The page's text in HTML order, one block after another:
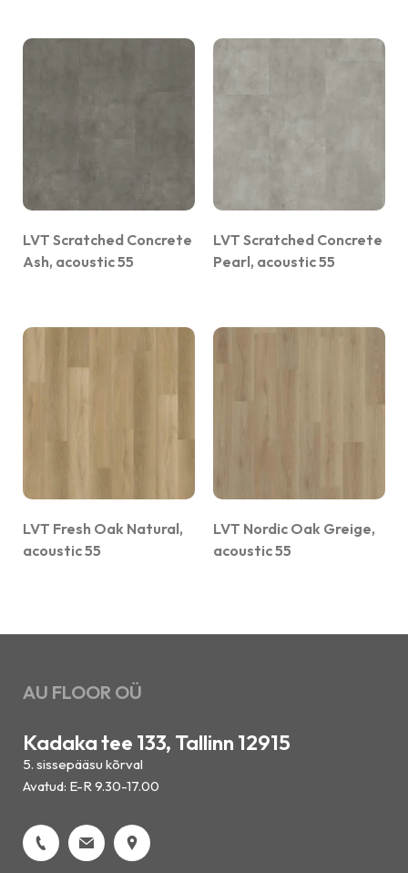
LVT Scratched Concrete
Ash, acoustic 55
LVT Scratched Concrete
Pearl, acoustic 55
LVT Fresh Oak Natural,
acoustic 55
LVT Nordic Oak Greige,
acoustic 55
AU FLOOR OÜ
Kadaka tee 133, Tallinn 12915
5. sissepääsu kõrval
Avatud: E-R 9.30-17.00